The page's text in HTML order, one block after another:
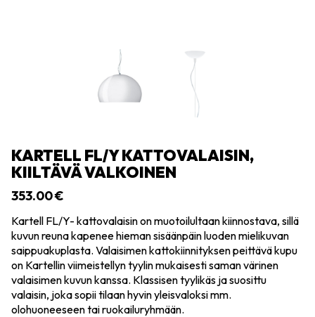
KARTELL FL/Y KATTOVALAISIN,
KIILTÄVÄ VALKOINEN
353.00€
Kartell FL/Y- kattovalaisin on muotoilultaan kiinnostava, sillä
kuvun reuna kapenee hieman sisäänpäin luoden mielikuvan
saippuakuplasta. Valaisimen kattokiinnityksen peittävä kupu
on Kartellin viimeistellyn tyylin mukaisesti saman värinen
valaisimen kuvun kanssa. Klassisen tyylikäs ja suosittu
valaisin, joka sopii tilaan hyvin yleisvaloksi mm.
olohuoneeseen tai ruokailuryhmään.